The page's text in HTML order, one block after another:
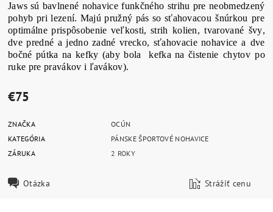
Jaws sú bavlnené nohavice funkčného strihu pre neobmedzený
pohyb pri lezení. Majú pružný pás so sťahovacou šnúrkou pre
optimálne prispôsobenie veľkosti, strih kolien, tvarované švy,
dve predné a jedno zadné vrecko, sťahovacie nohavice a dve
bočné pútka na kefky (aby bola kefka na čistenie chytov po
ruke pre pravákov i ľavákov).
€75
ZNAČKA
OCÚN
KATEGÓRIA
PÁNSKE ŠPORTOVÉ NOHAVICE
ZÁRUKA
2 ROKY
Otázka Strážiť cenu